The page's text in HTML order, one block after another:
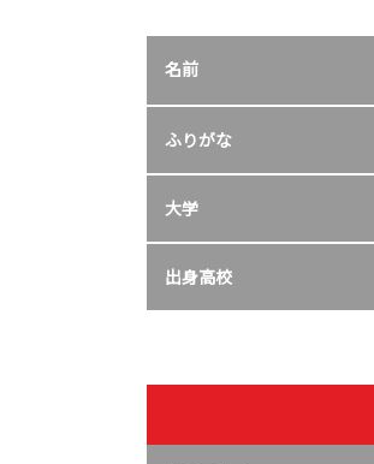
名前
ふりがな
大学
出身高校